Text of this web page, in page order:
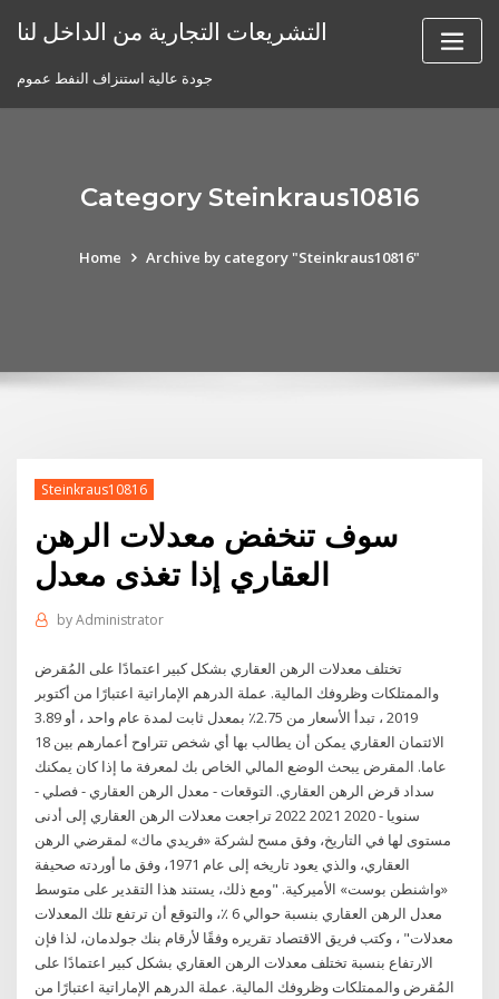
التشريعات التجارية من الداخل لنا
جودة عالية استنزاف النفط عموم
Category Steinkraus10816
Home Archive by category "Steinkraus10816"
Steinkraus10816
سوف تنخفض معدلات الرهن
العقاري إذا تغذى معدل
byAdministrator
تختلف معدلات الرهن العقاري بشكل كبير اعتمادًا على المُقرض
والممتلكات وظروفك المالية. عملة الدرهم الإماراتية اعتبارًا من أكتوبر
2019 ، تبدأ الأسعار من 2.75٪ بمعدل ثابت لمدة عام واحد ، أو 3.89
الائتمان العقاري يمكن أن يطالب بها أي شخص تتراوح أعمارهم بين 18
عاما. المقرض يبحث الوضع المالي الخاص بك لمعرفة ما إذا كان يمكنك
سداد قرض الرهن العقاري. التوقعات - معدل الرهن العقاري - فصلي -
سنويا - 2020 2021 2022 تراجعت معدلات الرهن العقاري إلى أدنى
مستوى لها في التاريخ، وفق مسح لشركة «فريدي ماك» لمقرضي الرهن
العقاري، والذي يعود تاريخه إلى عام 1971، وفق ما أوردته صحيفة
«واشنطن بوست» الأميركية. "ومع ذلك، يستند هذا التقدير على متوسط
معدل الرهن العقاري بنسبة حوالي 6 ٪، والتوقع أن ترتفع تلك المعدلات
معدلات" ، وكتب فريق الاقتصاد تقريره وفقًا لأرقام بنك جولدمان، لذا فإن
الارتفاع بنسبة تختلف معدلات الرهن العقاري بشكل كبير اعتمادًا على
المُقرض والممتلكات وظروفك المالية. عملة الدرهم الإماراتية اعتبارًا من